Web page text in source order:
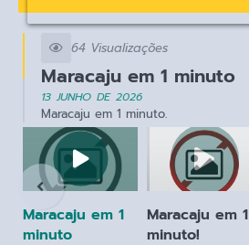
13 JUNHO DE 2026
Maracaju em 1 minuto
Maracaju em 1 minuto.
64 Visualizações
Maracaju em 1
minuto
Maracaju em 1
minuto!